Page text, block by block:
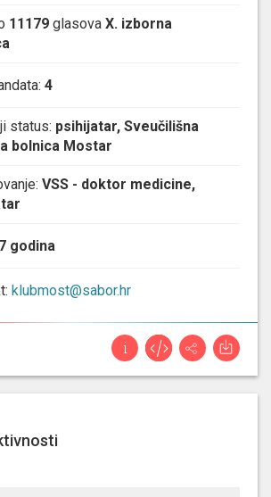
11179 glasova X. izborna
: 4
status: psihijatar, Sveučilišna
bolnica Mostar
: VSS - doktor medicine,
godina
: klubmost@sabor.hr